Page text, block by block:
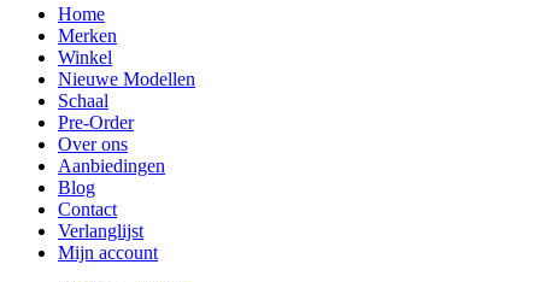
Home
Merken
Winkel
Nieuwe Modellen
Schaal
Pre-Order
Over ons
Aanbiedingen
Blog
Contact
Verlanglijst
Mijn account